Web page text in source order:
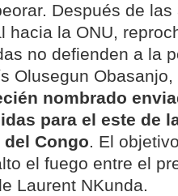
Después de
hacia la ONU,
no defienden a la
Olusegun
nombrado
para el este de
Congo. El
el fuego entre el
Laurent NKunda.